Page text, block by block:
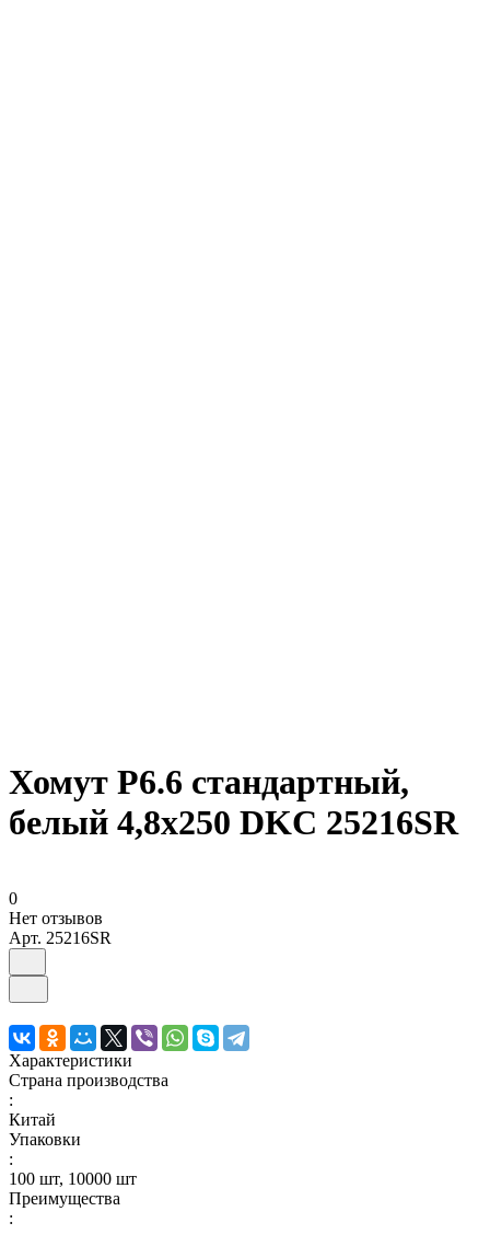
Хомут P6.6 стандартный,
белый 4,8x250 DKC 25216SR
0
Нет отзывов
Арт. 25216SR
Характеристики
Страна производства
:
Китай
Упаковки
:
100 шт, 10000 шт
Преимущества
: